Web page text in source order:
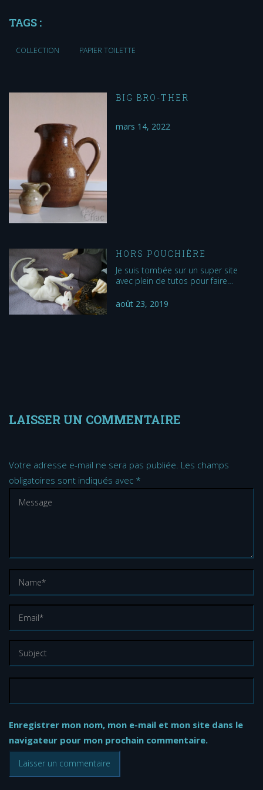
TAGS :
COLLECTION PAPIER TOILETTE
BIG BRO-THER
mars 14, 2022
HORS POUCHIÈRE
Je suis tombée sur un super site
avec plein de tutos pour faire…
août 23, 2019
LAISSER UN COMMENTAIRE
Votre adresse e-mail ne sera pas publiée. Les champs
obligatoires sont indiqués avec *
Enregistrer mon nom, mon e-mail et mon site dans le
navigateur pour mon prochain commentaire.